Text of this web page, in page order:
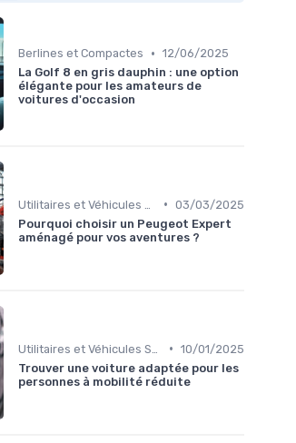
Berlines et Compactes • 12/06/2025
La Golf 8 en gris dauphin : une option
élégante pour les amateurs de
voitures d'occasion
• 03/03/2025
Pourquoi choisir un Peugeot Expert
aménagé pour vos aventures ?
• 10/01/2025
Trouver une voiture adaptée pour les
personnes à mobilité réduite